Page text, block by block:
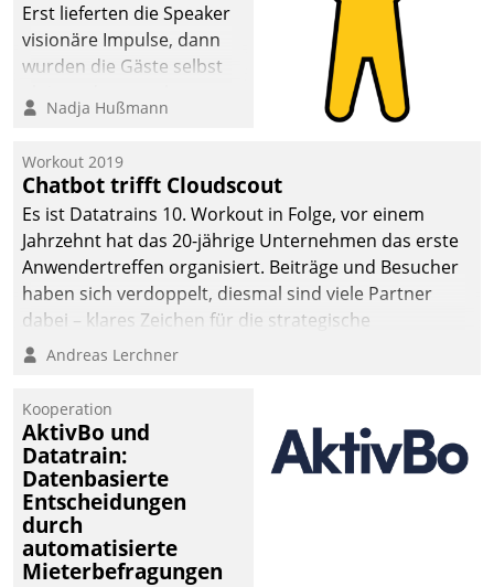
Erst lieferten die Speaker
visionäre Impulse, dann
wurden die Gäste selbst
methodisch
Quartier. Dazwischen
zeigte Datatrain, was es
Neues zu bieten hat.
Nadja Hußmann
Workout 2019
Chatbot trifft Cloudscout
Es ist Datatrains 10. Workout in Folge, vor einem
Jahrzehnt hat das 20-jährige Unternehmen das erste
Anwendertreffen organisiert. Beiträge und Besucher
haben sich verdoppelt, diesmal sind viele Partner
dabei – klares Zeichen für die strategische
Fokussierung auf den Kunden.
Andreas Lerchner
Kooperation
AktivBo und
Datatrain:
Datenbasierte
Entscheidungen
durch
automatisierte
Mieterbefragungen